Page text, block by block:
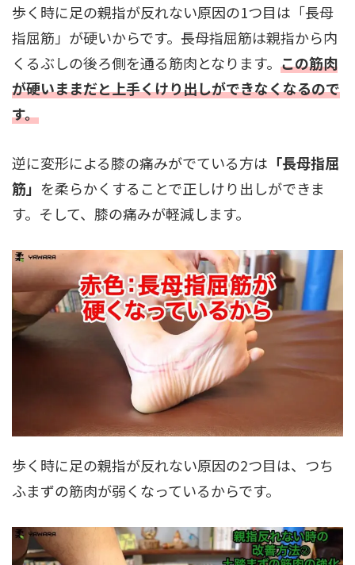
歩く時に足の親指が反れない原因の1つ目は「長母
指屈筋」が硬いからです。長母指屈筋は親指から内
くるぶしの後ろ側を通る筋肉となります。 この筋肉
が硬いままだと上手くけり出しができなくなるので
す。
逆に変形による膝の痛みがでている方は 「長母指屈
筋」 を柔らかくすることで正しけり出しができま
す。そして、膝の痛みが軽減します。
歩く時に足の親指が反れない原因の2つ目は、つち
ふまずの筋肉が弱くなっているからです。